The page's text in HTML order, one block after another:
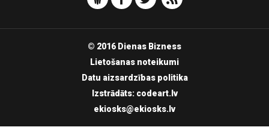
© 2016 Dienas Bizness
Lietošanas noteikumi
Datu aizsardzības politika
Izstrādāts: codeart.lv
ekiosks@ekiosks.lv